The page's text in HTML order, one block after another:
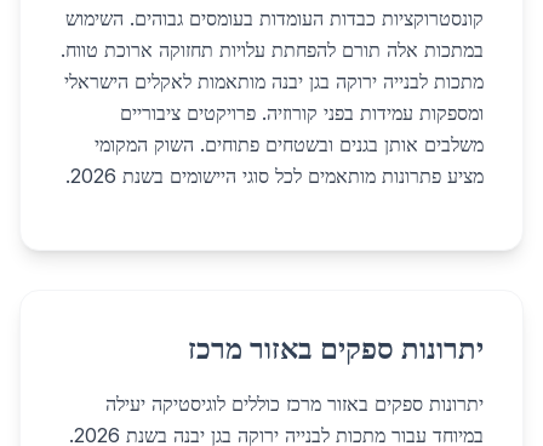
קונסטרוקציות כבדות העומדות בעומסים גבוהים. השימוש
במתכות אלה תורם להפחתת עלויות תחזוקה ארוכת טווח.
מתכות לבנייה ירוקה בגן יבנה מותאמות לאקלים הישראלי
ומספקות עמידות בפני קורוזיה. פרויקטים ציבוריים
משלבים אותן בגנים ובשטחים פתוחים. השוק המקומי
מציע פתרונות מותאמים לכל סוגי היישומים בשנת 2026.
יתרונות ספקים באזור מרכז
יתרונות ספקים באזור מרכז כוללים לוגיסטיקה יעילה
במיוחד עבור מתכות לבנייה ירוקה בגן יבנה בשנת 2026.